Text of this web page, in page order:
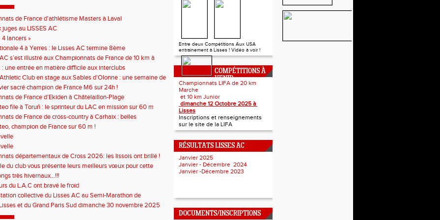
de France d'athlétisme Masters à Laval
juges au LISSES AC
lancers »
4 à Yerres : le Lisses AC termine 8ème
s’est illustré aux Championnats de France de 10 km à
: une entrée en matière difficile aux interclubs
Club en stage aux Sables d’Olonne : une semaine de
au bord de l’Atlantique
sacré champion de France M6 sur 24h !
de France d’Ekiden à Châtelaillon-Plage
file à Toruń : le sprinteur du LAC en mission sur 60 m
de France de cross-country à Carhaix : belles
du Lisses AC
champion de France sur 60 m !
départementaux de Cross 2026: les lissois ont brillé !
du club vous présente leurs meilleurs vœux pour cette
très hivernaux...!!!
du L.A.C ont bravé le froid
collective du Lisses AC au Semi-Marathon de
!
et du Grand Paris Sud dimanche 30 novembre 2025
Entre deux Compétitions Aux USA
entrainement à Lisses ! Vidéo à voir !
COMPÉTITIONS À
VENIR
Championnats LIFA de 20 km
Marche
et 10 km Junior
dimanche 12 Octobre 2025 à
Lisses
Inscriptions et renseignements
sur le site de la LIFA
RÉSULTATS LISSES AC
Janvier 2025
Janvier - Décembre 2024
Janvier -Décembre 2023
DOCUMENTS/INSCRIPTIONS